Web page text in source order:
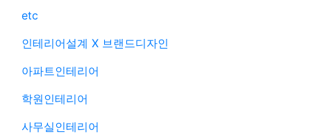
etc
인테리어설계 X 브랜드디자인
아파트인테리어
학원인테리어
사무실인테리어